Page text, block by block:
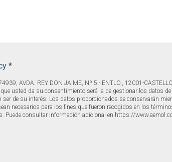
*
AVDA. REY DON JAIME, Nº 5 - ENTLO., 12001-
usted da su consentimiento será la de gestionar los
de su interés. Los datos proporcionados se conservarán
necesarios para los fines que fueron recogidos en los
Puede consultar información adicional en https://